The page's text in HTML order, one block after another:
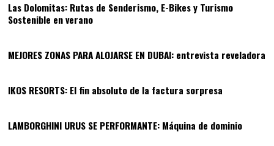
Las Dolomitas: Rutas de Senderismo, E-Bikes y Turismo
Sostenible en verano
MEJORES ZONAS PARA ALOJARSE EN DUBAI: entrevista reveladora
11
IKOS RESORTS: El fin absoluto de la factura sorpresa
LAMBORGHINI URUS SE PERFORMANTE: Máquina de dominio13